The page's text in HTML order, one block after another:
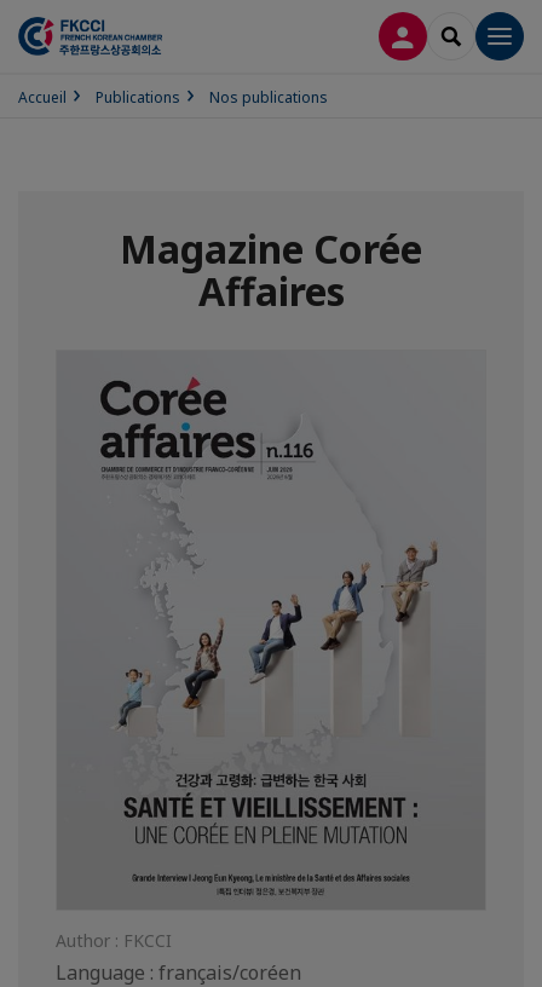
CONNEXION
Accueil Publications Nos publications
Magazine Corée
Affaires
Author : FKCCI
Language : français/coréen